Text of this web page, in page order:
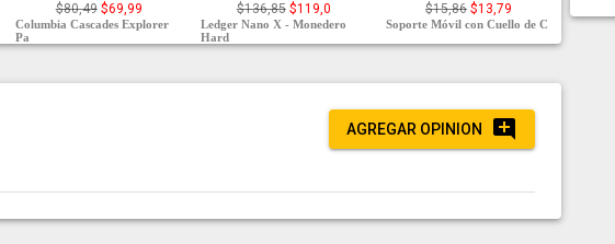
$80,49 $69,99
Columbia Cascades Explorer
Pa
$136,85 $119,0
Ledger Nano X - Monedero
Hard
$15,86 $13,79
Soporte Móvil con Cuello de C
AGREGAR OPINION